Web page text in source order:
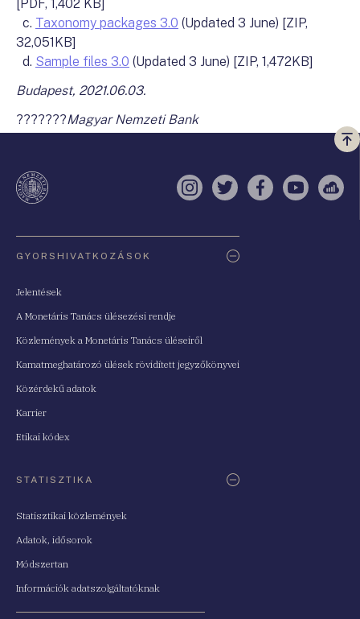
[PDF, 1,402 KB]
c. Taxonomy packages 3.0 (Updated 3 June) [ZIP,
32,051KB]
d. Sample files 3.0 (Updated 3 June) [ZIP, 1,472KB]
Budapest, 2021.06.03.
???????Magyar Nemzeti Bank
a
Instagram
TwitterFacebook
YouTube
GYORSHIVATKOZÁSOK
Jelentések
A Monetáris Tanács ülésezési rendje
Közlemények a Monetáris Tanács üléseiről
Kamatmeghatározó ülések rövidített jegyzőkönyvei
Közérdekű adatok
Karrier
Etikai kódex
STATISZTIKA
Statisztikai közlemények
Adatok, idősorok
Módszertan
Információk adatszolgáltatóknak